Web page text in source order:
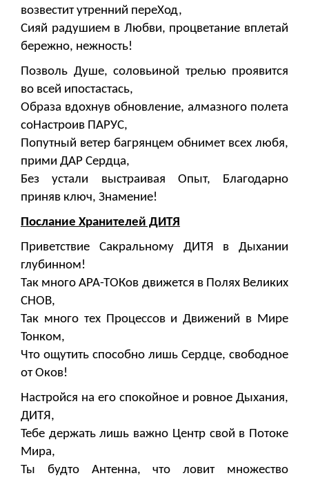
возвестит утренний переХод,
Сияй радушием в Любви, процветание вплетай
бережно, нежность!
Позволь Душе, соловьиной трелью проявится
во всей ипостастась,
Образа вдохнув обновление, алмазного полета
соНастроив ПАРУС,
Попутный ветер багрянцем обнимет всех любя,
прими ДАР Сердца,
Без устали выстраивая Опыт, Благодарно
приняв ключ, Знамение!
Послание Хранителей ДИТЯ
Приветствие Сакральному ДИТЯ в Дыхании
глубинном!
Так много АРА-ТОКов движется в Полях Великих
СНОВ,
Так много тех Процессов и Движений в Мире
Тонком,
Что ощутить способно лишь Сердце, свободное
от Оков!
Настройся на его спокойное и ровное Дыхания,
ДИТЯ,
Тебе держать лишь важно Центр свой в Потоке
Мира,
Ты будто Антенна, что ловит множество